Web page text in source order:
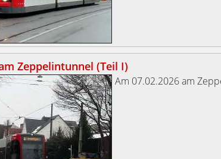
Zeppelintunnel (Teil I)
Am 07.02.2026 am